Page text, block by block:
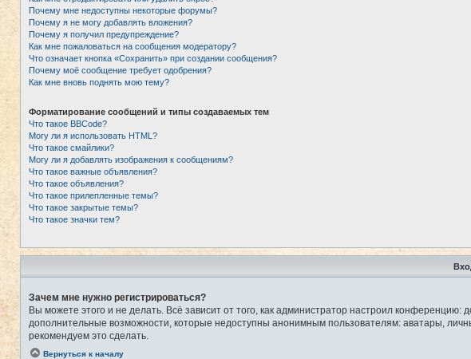
Почему мне недоступны некоторые форумы?
Почему я не могу добавлять вложения?
Почему я получил предупреждение?
Как мне пожаловаться на сообщения модератору?
Что означает кнопка «Сохранить» при создании сообщения?
Почему моё сообщение требует одобрения?
Как мне вновь поднять мою тему?
Форматирование сообщений и типы создаваемых тем
Что такое BBCode?
Могу ли я использовать HTML?
Что такое смайлики?
Могу ли я добавлять изображения к сообщениям?
Что такое важные объявления?
Что такое объявления?
Что такое прилепленные темы?
Что такое закрытые темы?
Что такое значки тем?
Зачем мне нужно регистрироваться?
Вы можете этого и не делать. Всё зависит от того, как администратор настроил
дополнительные возможности, которые недоступны анонимным пользователям: аватары,
рекомендуем это сделать.
Вернуться к началу